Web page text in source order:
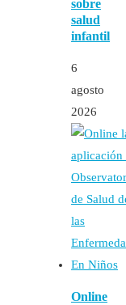
sobre
salud
infantil
6
agosto
2026
Online